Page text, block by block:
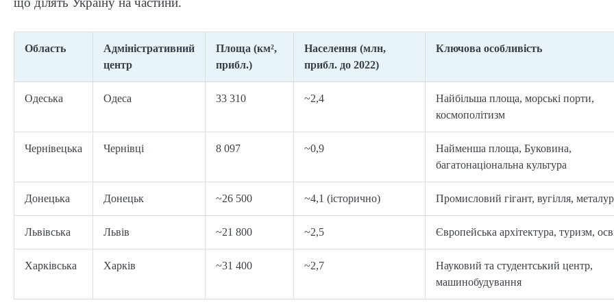
Область
Адміністративний
центр
Площа (км²,
прибл.)
Населення (млн,
прибл. до 2022)
Ключова особливість
Одеська Одеса 33 310 ~2,4
Найбільша площа, морські порти,
космополітизм
Чернівецька Чернівці 8 097 ~0,9
Найменша площа, Буковина,
багатонаціональна культура
Донецька Донецьк ~26 500 ~4,1 (історично) Промисловий гігант, вугілля,
Львівська Львів ~21 800 ~2,5 Європейська архітектура, туризм,
Харківська Харків ~31 400 ~2,7
Науковий та студентський центр,
машинобудування